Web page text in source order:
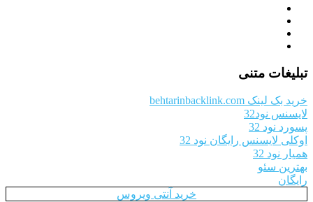
تبلیغات متنی
خرید بک لینک behtarinbacklink.com
لایسنس نود32
پسورد نود 32
اوکلی لایسنس رایگان نود 32
همیار نود 32
بهترین سئو
رایگان
خرید آنتی ویروس